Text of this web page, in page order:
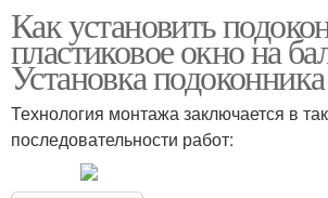
Как установить
пластиковое окно на
Установка подоконника
Технология монтажа заключается в
последовательности работ: